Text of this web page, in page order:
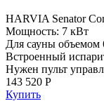
HARVIA Senator
Мощность: 7 кВт
Для сауны объемом
Встроенный
Нужен пульт
143 520 Р
Купить